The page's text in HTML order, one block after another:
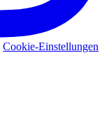
Cookie-Einstellungen